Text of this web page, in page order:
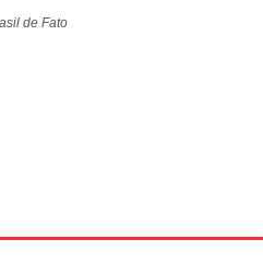
de Fato